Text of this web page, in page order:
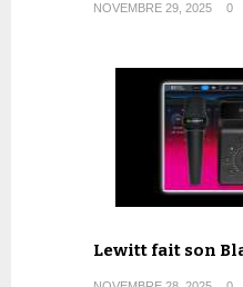
NOVEMBRE 29, 2025 0
Lewitt fait son